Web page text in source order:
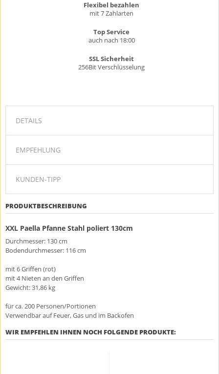
Flexibel bezahlen
mit 7 Zahlarten
Top Service
auch nach 18:00
SSL Sicherheit
256Bit Verschlüsselung
DETAILS
EMPFEHLUNG
KUNDEN-TIPP
PRODUKTBESCHREIBUNG
XXL Paella Pfanne Stahl poliert 130cm
Durchmesser: 130 cm
Bodendurchmesser: 116 cm
mit 6 Griffen (rot)
mit 4 Nieten an den Griffen
Gewicht: 31,86 kg
für ca. 200 Personen/Portionen
Verwendbar auf Feuer, Gas und im Backofen
WIR EMPFEHLEN IHNEN NOCH FOLGENDE PRODUKTE: